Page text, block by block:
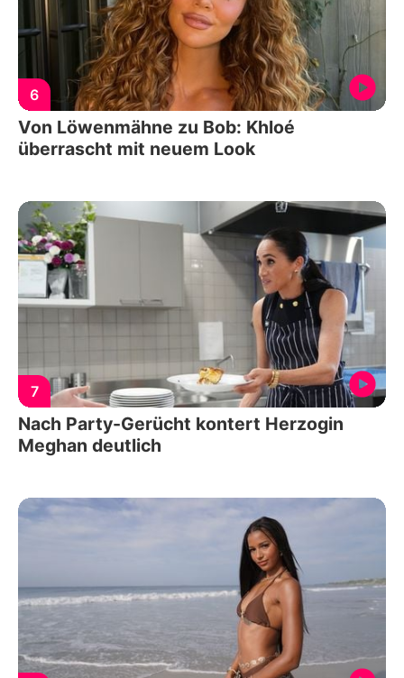
6
Von Löwenmähne zu Bob: Khloé
überrascht mit neuem Look
7
Nach Party-Gerücht kontert Herzogin
Meghan deutlich